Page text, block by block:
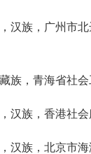
汉族，广州市
族，青海省社
汉族，香港社
汉族，北京市